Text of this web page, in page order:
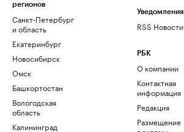
регионов
Санкт-Петербург
и область
Екатеринбург
Новосибирск
Омск
Башкортостан
Вологодская
область
Калининград
Уведомления
RSS Новости
РБК
О компании
Контактная
информация
Редакция
Размещение